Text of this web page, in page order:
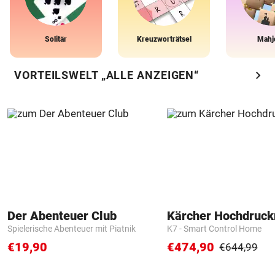
Solitär Kreuzworträtsel
VORTEILSWELT „ALLE ANZEIGEN“ chevron_right
Der Abenteuer Club
Spielerische Abenteuer mit Piatnik
€19,90
Kärcher
K7 - Smart Control Home
€474,90 €644,99